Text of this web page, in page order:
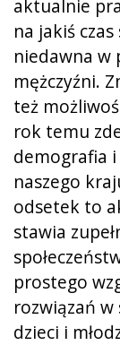
aktualnie
na jakiś
niedawna w
mężczyźni.
też
rok temu
demografia i
naszego
odsetek to
stawia
prostego
rozwiązań
dzieci i